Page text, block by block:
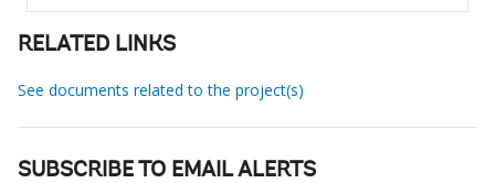
RELATED LINKS
See documents related to the project(s)
SUBSCRIBE TO EMAIL ALERTS